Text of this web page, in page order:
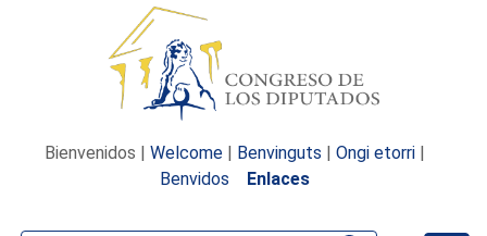
Bienvenidos | Welcome | Benvinguts | Ongi etorri |
Benvidos
Enlaces